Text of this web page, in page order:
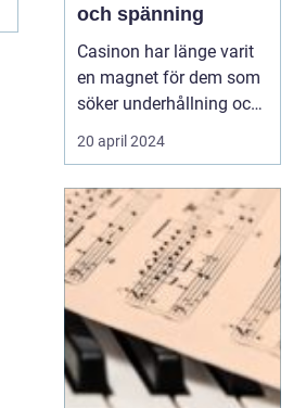
och spänning
Casinon har länge varit
en magnet för dem som
söker underhållning och
en chans att pröva sin
lycka. Från de glittrande
de virtuella spelen på
internet, erbjuder
casinovärlden en un...
20 april 2024